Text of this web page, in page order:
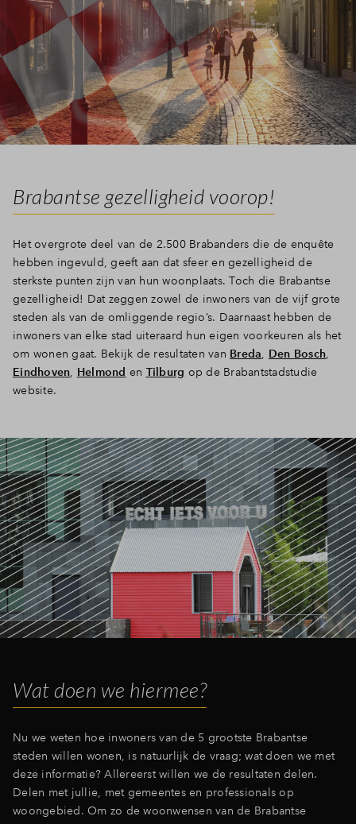
Brabantse gezelligheid voorop!
Het overgrote deel van de 2.500 Brabanders die de enquête
hebben ingevuld, geeft aan dat sfeer en gezelligheid de
sterkste punten zijn van hun woonplaats. Toch die Brabantse
gezelligheid! Dat zeggen zowel de inwoners van de vijf grote
steden als van de omliggende regio’s. Daarnaast hebben de
inwoners van elke stad uiteraard hun eigen voorkeuren als het
om wonen gaat. Bekijk de resultaten van Breda, Den Bosch,
Eindhoven, Helmond en Tilburg op de Brabantstadstudie
website.
Wat doen we hiermee?
Nu we weten hoe inwoners van de 5 grootste Brabantse
steden willen wonen, is natuurlijk de vraag; wat doen we met
deze informatie? Allereerst willen we de resultaten delen.
Delen met jullie, met gemeentes en professionals op
woongebied. Om zo de woonwensen van de Brabantse